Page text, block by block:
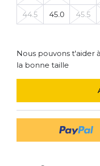
44.5 45.0 45.5
Nous pouvons t'aider
la bonne taille